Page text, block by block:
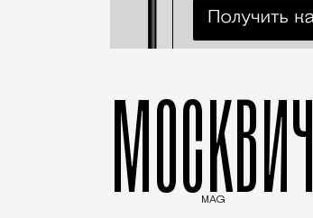
МОСКВИЧ
MAG